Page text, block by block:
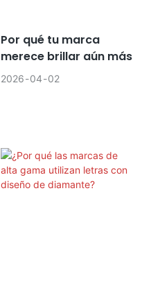
funcione a la perfección,
noche tras noche, sin
reparaciones constantes ni
Por qué tu marca
merece brillar aún más
2026 04 02